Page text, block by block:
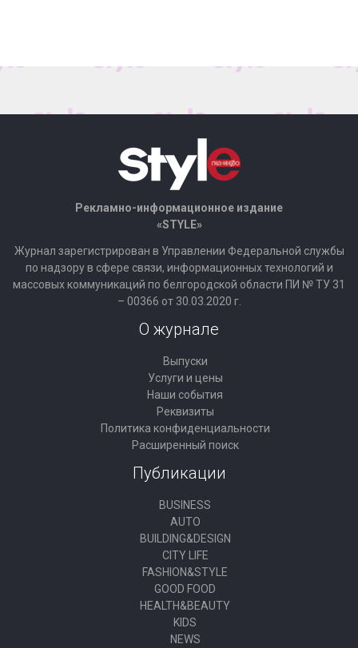
Рекламно-информационное издание
«STYLE»
Журнал зарегистрирован в Управлении Федеральной службы
по надзору в сфере связи, информационных технологий и
массовых коммуникаций по белгородской области ПИ № ТУ 31
– 00366 от 30.03.2020 г.
О журнале
Выпуски
Услуги и цены
Наши события
Реквизиты
Политика конфиденциальности
Расширенный поиск
Публикации
BUSINESS
AUTO
BUILDING&DESIGN
CITY LIFE
FASHION&STYLE
GOOD FOOD
HEALTH&BEAUTY
KIDS
NEWS